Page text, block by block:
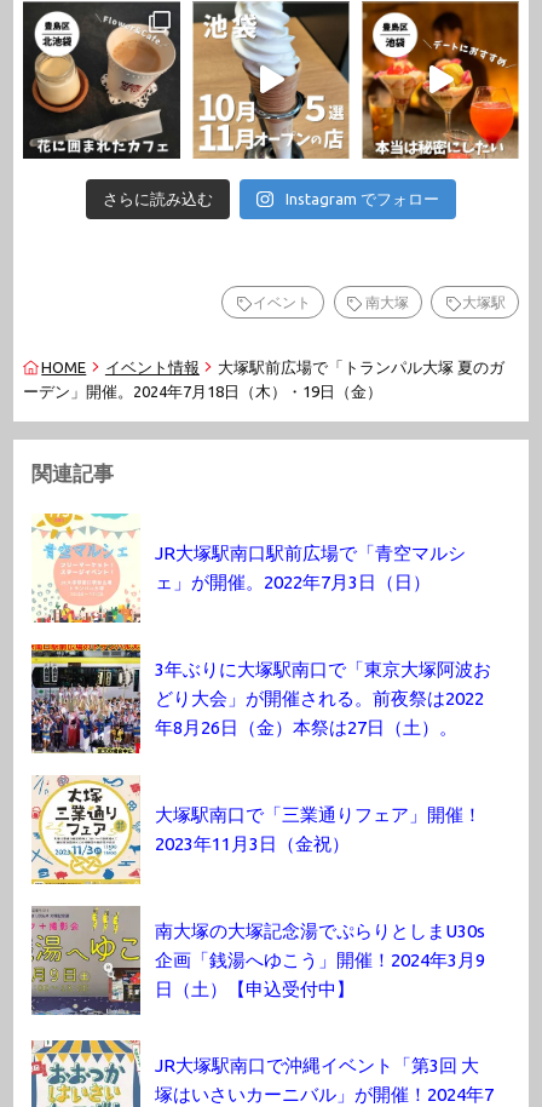
さらに読み込む Instagram でフォロー
イベント 南大塚 大塚駅
HOME イベント情報
大塚駅前広場で「トランパル大塚 夏のガ
ーデン」開催。2024年7月18日（木）・19日（金）
関連記事
JR大塚駅南口駅前広場で「青空マルシ
ェ」が開催。2022年7月3日（日）
3年ぶりに大塚駅南口で「東京大塚阿波お
どり大会」が開催される。前夜祭は2022
年8月26日（金）本祭は27日（土）。
大塚駅南口で「三業通りフェア」開催！
2023年11月3日（金祝）
南大塚の大塚記念湯でぷらりとしまU30s
企画「銭湯へゆこう」開催！2024年3月9
日（土）【申込受付中】
JR大塚駅南口で沖縄イベント「第3回 大
塚はいさいカーニバル」が開催！2024年7